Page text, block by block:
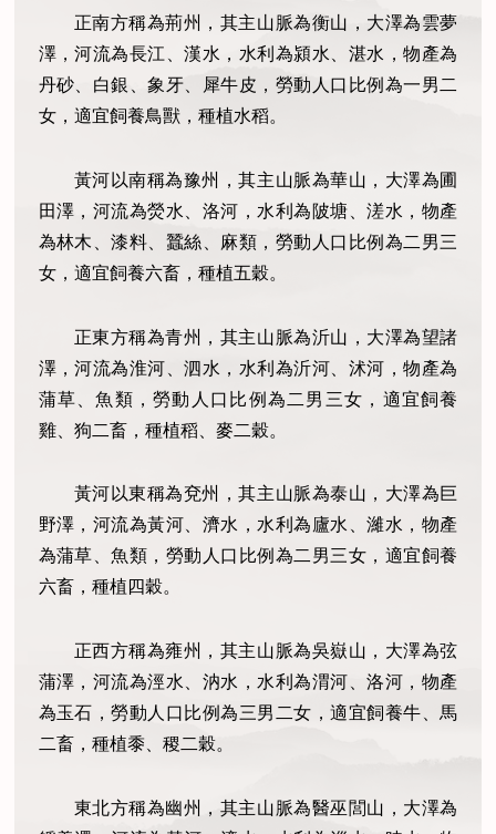
正南方稱為荊州，其主山脈為衡山，大澤為雲夢
澤，河流為長江、漢水，水利為潁水、湛水，物產為
丹砂、白銀、象牙、犀牛皮，勞動人口比例為一男二
女，適宜飼養鳥獸，種植水稻。
黃河以南稱為豫州，其主山脈為華山，大澤為圃
田澤，河流為熒水、洛河，水利為陂塘、溠水，物產
為林木、漆料、蠶絲、麻類，勞動人口比例為二男三
女，適宜飼養六畜，種植五穀。
正東方稱為青州，其主山脈為沂山，大澤為望諸
澤，河流為淮河、泗水，水利為沂河、沭河，物產為
蒲草、魚類，勞動人口比例為二男三女，適宜飼養
雞、狗二畜，種植稻、麥二穀。
黃河以東稱為兗州，其主山脈為泰山，大澤為巨
野澤，河流為黃河、濟水，水利為廬水、濰水，物產
為蒲草、魚類，勞動人口比例為二男三女，適宜飼養
六畜，種植四穀。
正西方稱為雍州，其主山脈為吳嶽山，大澤為弦
蒲澤，河流為涇水、汭水，水利為渭河、洛河，物產
為玉石，勞動人口比例為三男二女，適宜飼養牛、馬
二畜，種植黍、稷二穀。
東北方稱為幽州，其主山脈為醫巫閭山，大澤為